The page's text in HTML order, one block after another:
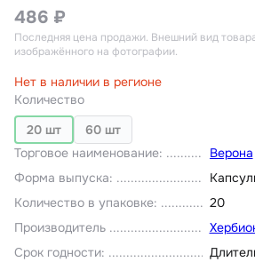
Торговое наименование:
Верона
Форма выпуска:
Количество в упаковке:
20
Производитель
Срок годности:
486 ₽
Последняя цена продажи. Внешний вид
изображённого на фотографии.
Нет в наличии в регионе
Количество
20 шт
60 шт